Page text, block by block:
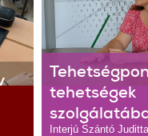
tehetségek
Interjú Szántó